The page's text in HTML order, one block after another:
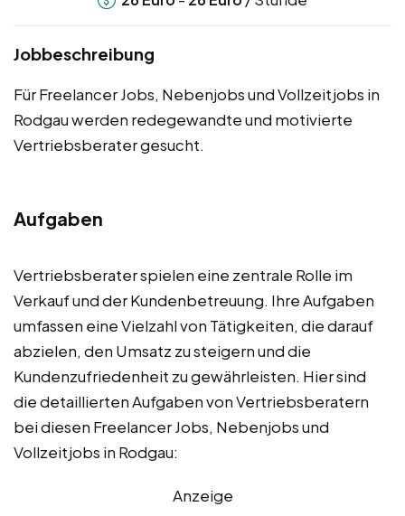
Jobbeschreibung
Für Freelancer Jobs, Nebenjobs und Vollzeitjobs in
Rodgau werden redegewandte und motivierte
Vertriebsberater gesucht.
Aufgaben
Vertriebsberater spielen eine zentrale Rolle im
Verkauf und der Kundenbetreuung. Ihre Aufgaben
umfassen eine Vielzahl von Tätigkeiten, die darauf
abzielen, den Umsatz zu steigern und die
Kundenzufriedenheit zu gewährleisten. Hier sind
die detaillierten Aufgaben von Vertriebsberatern
bei diesen Freelancer Jobs, Nebenjobs und
Vollzeitjobs in Rodgau:
Anzeige